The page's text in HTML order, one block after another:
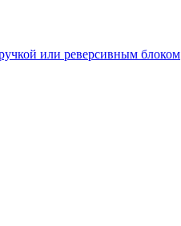
или реверсивным блоком